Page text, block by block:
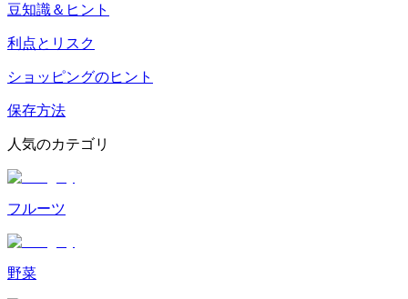
豆知識＆ヒント
利点とリスク
ショッピングのヒント
保存方法
人気のカテゴリ
フルーツ
野菜